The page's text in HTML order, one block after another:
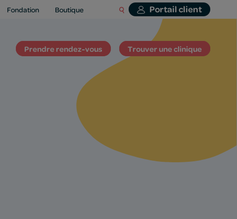
Fondation Boutique Portail client
Prendre rendez-vous Trouver une clinique